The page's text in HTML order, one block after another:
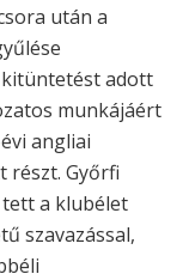
után a
kitüntetést adott
munkájáért
angliai
részt. Győrfi
a klubélet
szavazással,